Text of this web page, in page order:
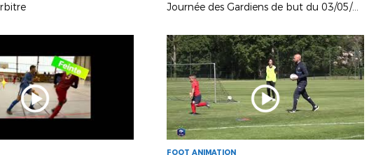
Journée des Gardiens de but du 03/05/2023
FOOT ANIMATION